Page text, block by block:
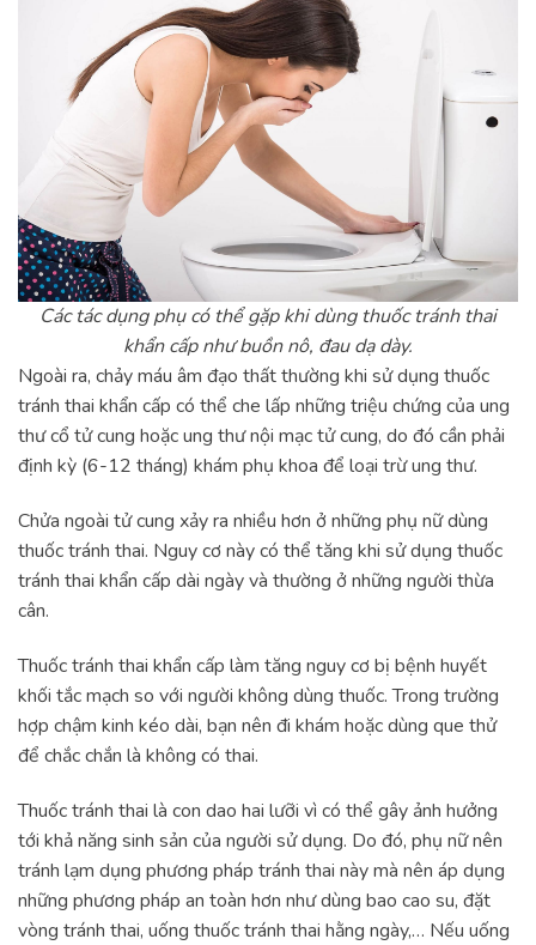
Các tác dụng phụ có thể gặp khi dùng thuốc tránh thai
khẩn cấp như buồn nô, đau dạ dày.
Ngoài ra, chảy máu âm đạo thất thường khi sử dụng thuốc
tránh thai khẩn cấp có thể che lấp những triệu chứng của ung
thư cổ tử cung hoặc ung thư nội mạc tử cung, do đó cần phải
định kỳ (6-12 tháng) khám phụ khoa để loại trừ ung thư.
Chửa ngoài tử cung xảy ra nhiều hơn ở những phụ nữ dùng
thuốc tránh thai. Nguy cơ này có thể tăng khi sử dụng thuốc
tránh thai khẩn cấp dài ngày và thường ở những người thừa
cân.
Thuốc tránh thai khẩn cấp làm tăng nguy cơ bị bệnh huyết
khối tắc mạch so với người không dùng thuốc. Trong trường
hợp chậm kinh kéo dài, bạn nên đi khám hoặc dùng que thử
để chắc chắn là không có thai.
Thuốc tránh thai là con dao hai lưỡi vì có thể gây ảnh hưởng
tới khả năng sinh sản của người sử dụng. Do đó, phụ nữ nên
tránh lạm dụng phương pháp tránh thai này mà nên áp dụng
những phương pháp an toàn hơn như dùng bao cao su, đặt
vòng tránh thai, uống thuốc tránh thai hằng ngày,… Nếu uống